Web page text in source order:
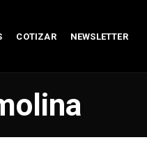
COTIZAR NEWSLETTER